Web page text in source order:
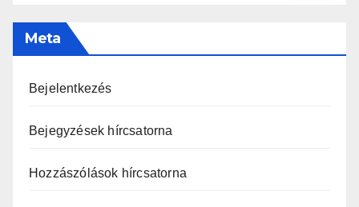
Meta
Bejelentkezés
Bejegyzések hírcsatorna
Hozzászólások hírcsatorna